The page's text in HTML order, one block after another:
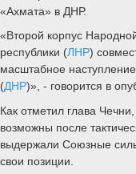
«Ахмата» в ДНР.
«Второй корпус
республики (ЛНР)
масштабное
(ДНР)», - говорится в
Как отметил глава
возможны после
выдержали Союзные
свои позиции.